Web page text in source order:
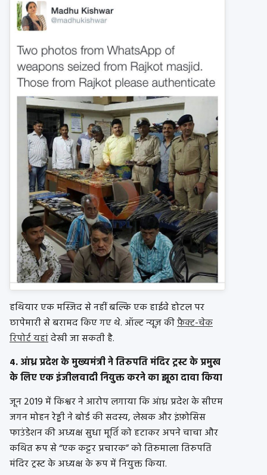
हथियार एक मस्जिद से नहीं बल्कि एक हाईवे होटल पर
छापेमारी से बरामद किए गए थे. ऑल्ट न्यूज़ कीफ़ैक्ट-चेक
रिपोर्ट यहांदेखी जा सकती है.
4. आंध्र प्रदेश के मुख्यमंत्री ने तिरुपति मंदिर ट्रस्ट के प्रमुख
के लिए एक इंजीलवादी नियुक्त करने का झूठा दावा किया
जून 2019 में किश्वर ने आरोप लगाया कि आंध्र प्रदेश के सीएम
जगन मोहन रेड्डी ने बोर्ड की सदस्य, लेखक और इंफ़ोसिस
फाउंडेशन की अध्यक्ष सुधा मूर्ति को हटाकर अपने चाचा और
कथित रूप से “एक कट्टर प्रचारक” को तिरुमाला तिरुपति
मंदिर ट्रस्ट के अध्यक्ष के रूप में नियुक्त किया.